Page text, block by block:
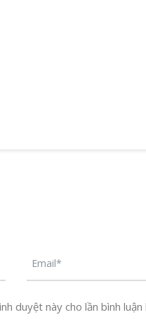
duyệt này cho lần bình luận